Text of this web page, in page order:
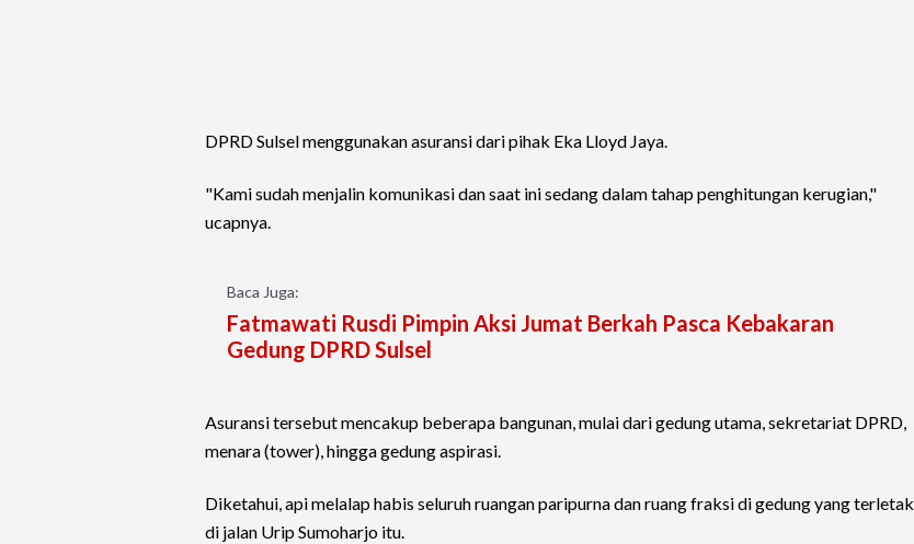
DPRD Sulsel menggunakan asuransi dari pihak Eka Lloyd Jaya.
"Kami sudah menjalin komunikasi dan saat ini sedang dalam tahap penghitungan kerugian,"
ucapnya.
Baca Juga:
Fatmawati Rusdi Pimpin Aksi Jumat Berkah Pasca Kebakaran
Gedung DPRD Sulsel
Asuransi tersebut mencakup beberapa bangunan, mulai dari gedung utama, sekretariat DPRD,
menara (tower), hingga gedung aspirasi.
Diketahui, api melalap habis seluruh ruangan paripurna dan ruang fraksi di gedung yang terletak
di jalan Urip Sumoharjo itu.